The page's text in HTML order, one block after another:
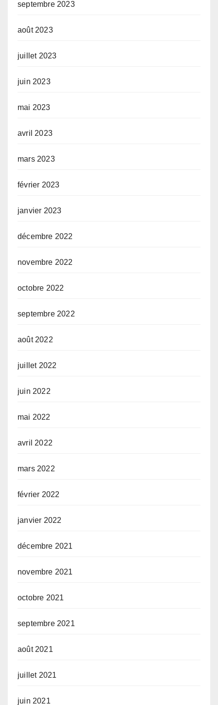
septembre 2023
août 2023
juillet 2023
juin 2023
mai 2023
avril 2023
mars 2023
février 2023
janvier 2023
décembre 2022
novembre 2022
octobre 2022
septembre 2022
août 2022
juillet 2022
juin 2022
mai 2022
avril 2022
mars 2022
février 2022
janvier 2022
décembre 2021
novembre 2021
octobre 2021
septembre 2021
août 2021
juillet 2021
juin 2021